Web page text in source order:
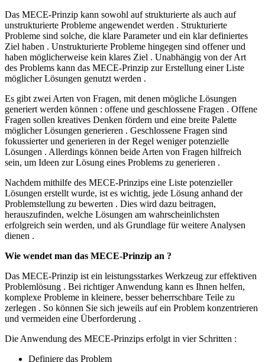
Das MECE-Prinzip kann sowohl auf strukturierte als auch auf
unstrukturierte Probleme angewendet werden . Strukturierte
Probleme sind solche, die klare Parameter und ein klar definiertes
Ziel haben . Unstrukturierte Probleme hingegen sind offener und
haben möglicherweise kein klares Ziel . Unabhängig von der Art
des Problems kann das MECE-Prinzip zur Erstellung einer Liste
möglicher Lösungen genutzt werden .
Es gibt zwei Arten von Fragen, mit denen mögliche Lösungen
generiert werden können : offene und geschlossene Fragen . Offene
Fragen sollen kreatives Denken fördern und eine breite Palette
möglicher Lösungen generieren . Geschlossene Fragen sind
fokussierter und generieren in der Regel weniger potenzielle
Lösungen . Allerdings können beide Arten von Fragen hilfreich
sein, um Ideen zur Lösung eines Problems zu generieren .
Nachdem mithilfe des MECE-Prinzips eine Liste potenzieller
Lösungen erstellt wurde, ist es wichtig, jede Lösung anhand der
Problemstellung zu bewerten . Dies wird dazu beitragen,
herauszufinden, welche Lösungen am wahrscheinlichsten
erfolgreich sein werden, und als Grundlage für weitere Analysen
dienen .
Wie wendet man das MECE-Prinzip an ?
Das MECE-Prinzip ist ein leistungsstarkes Werkzeug zur effektiven
Problemlösung . Bei richtiger Anwendung kann es Ihnen helfen,
komplexe Probleme in kleinere, besser beherrschbare Teile zu
zerlegen . So können Sie sich jeweils auf ein Problem konzentrieren
und vermeiden eine Überforderung .
Die Anwendung des MECE-Prinzips erfolgt in vier Schritten :
Definiere das Problem